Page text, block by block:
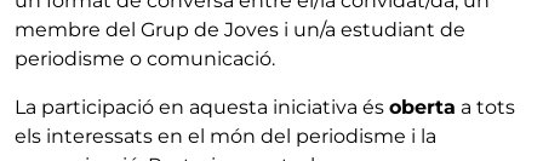
membre del Grup de Joves i un/a estudiant de
periodisme o comunicació.
La participació en aquesta iniciativa és oberta a tots
els interessats en el món del periodisme i la